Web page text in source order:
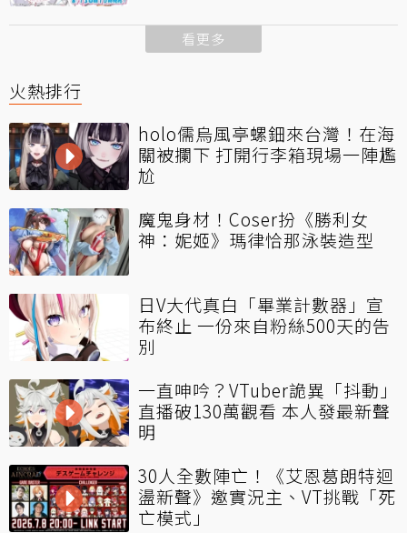
看更多
火熱排行
holo儒烏風亭螺鈿來台灣！在海
關被攔下 打開行李箱現場一陣尷
尬
魔鬼身材！Coser扮《勝利女
神：妮姬》瑪律恰那泳裝造型
日V大代真白「畢業計數器」宣
布終止 一份來自粉絲500天的告
別
一直呻吟？VTuber詭異「抖動」
直播破130萬觀看 本人發最新聲
明
30人全數陣亡！《艾恩葛朗特迴
盪新聲》邀實況主、VT挑戰「死
亡模式」